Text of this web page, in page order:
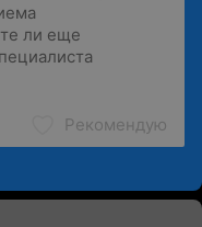
Рекомендую